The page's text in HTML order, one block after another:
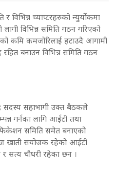
विभिन्न च्याप्टरहरुको न्युर्योकमा
विभिन्न समिति गठन गरिएको
कमि कमजोरिलाई हटाउदै आगामी
रहित बनाउन विभिन्न समिति गठन
सदस्य सहाभागी उक्त बैठकले
गर्नका लागि आईटी तथा
समिति समेत बनाएको
खाती संयोजक रहेको आईटी
सत्य चौधरी रहेका छन ।